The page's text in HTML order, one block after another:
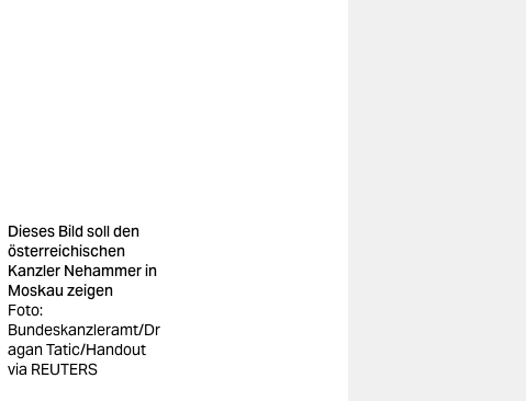
Dieses Bild soll den
österreichischen
Kanzler Nehammer in
Moskau zeigen
Foto:
Bundeskanzleramt/Dr
agan Tatic/Handout
via REUTERS